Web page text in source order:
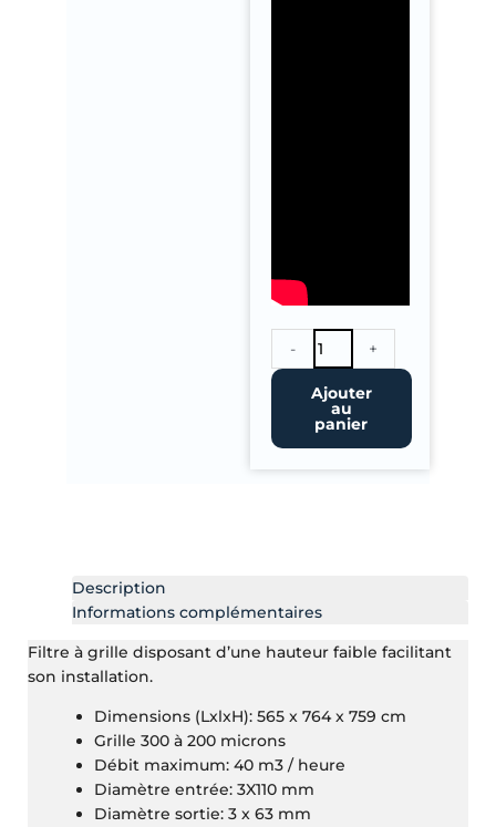
-
quantité
de
Grille
+
Ajouter
au
panier
Description
Informations complémentaires
Filtre à grille disposant d’une hauteur faible facilitant
son installation.
Dimensions (LxlxH): 565 x 764 x 759 cm
Grille 300 à 200 microns
Débit maximum: 40 m3 / heure
Diamètre entrée: 3X110 mm
Diamètre sortie: 3 x 63 mm